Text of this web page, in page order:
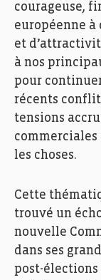
courageuse,
européenne
et
à nos
pour
récents
tensions
commerciales
les choses.
Cette
trouvé un
nouvelle
dans ses
post-élections